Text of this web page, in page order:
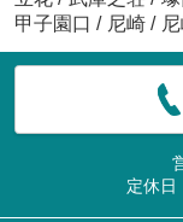
甲子園口 / 尼崎 /
定休日